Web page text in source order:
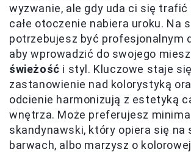
wyzwanie, ale gdy uda ci się
całe otoczenie nabiera uroku. Na
potrzebujesz być profesjonalnym
aby wprowadzić do swojego
świeżość i styl. Kluczowe staje się
zastanowienie nad kolorystyką
odcienie harmonizują z estetyką
wnętrza. Może preferujesz
skandynawski, który opiera się na
barwach, albo marzysz o